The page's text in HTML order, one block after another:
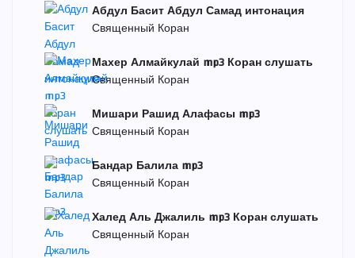
Абдул Басит Абдул Самад интонация
Священный Коран
Махер Алмайкулай mp3 Коран слушать
Священный Коран
Мишари Рашид Алафасы mp3
Священный Коран
Бандар Балила mp3
Священный Коран
Халед Аль Джалиль mp3 Коран слушать
Священный Коран